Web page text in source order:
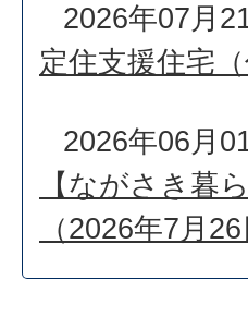
2026年07月
定住支援住宅
2026年06月
【ながさき暮
（2026年7月26